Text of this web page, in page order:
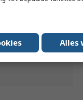
Alles